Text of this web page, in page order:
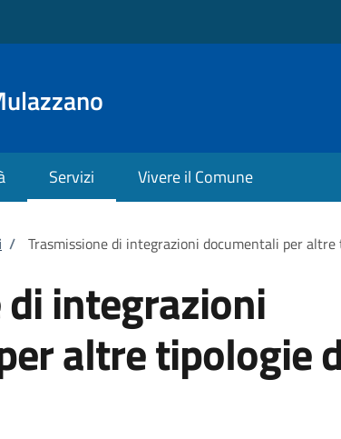
Servizi Vivere il Comune
/ Trasmissione di integrazioni documentali per
integrazioni
altre tipologie